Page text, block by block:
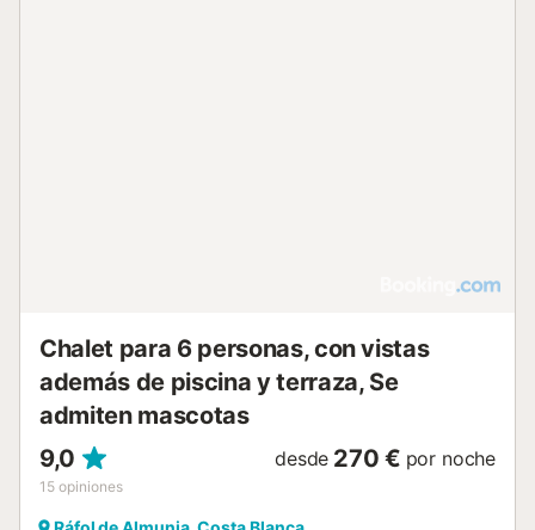
Chalet para 6 personas, con vistas
además de piscina y terraza, Se
admiten mascotas
9,0
15 opiniones
desde 270 € por noche